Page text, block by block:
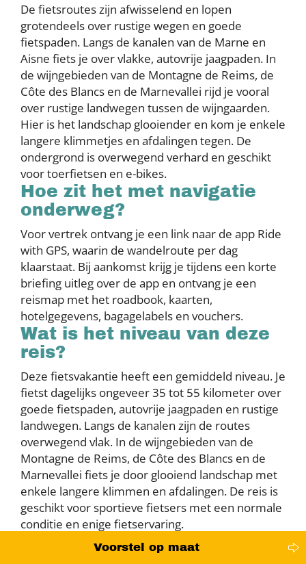
De fietsroutes zijn afwisselend en lopen
grotendeels over rustige wegen en goede
fietspaden. Langs de kanalen van de Marne en
Aisne fiets je over vlakke, autovrije jaagpaden. In
de wijngebieden van de Montagne de Reims, de
Côte des Blancs en de Marnevallei rijd je vooral
over rustige landwegen tussen de wijngaarden.
Hier is het landschap glooiender en kom je enkele
langere klimmetjes en afdalingen tegen. De
ondergrond is overwegend verhard en geschikt
voor toerfietsen en e-bikes.
Hoe zit het met navigatie
onderweg?
Voor vertrek ontvang je een link naar de app Ride
with GPS, waarin de wandelroute per dag
klaarstaat. Bij aankomst krijg je tijdens een korte
briefing uitleg over de app en ontvang je een
reismap met het roadbook, kaarten,
hotelgegevens, bagagelabels en vouchers.
Wat is het niveau van deze
reis?
Deze fietsvakantie heeft een gemiddeld niveau. Je
fietst dagelijks ongeveer 35 tot 55 kilometer over
goede fietspaden, autovrije jaagpaden en rustige
landwegen. Langs de kanalen zijn de routes
overwegend vlak. In de wijngebieden van de
Montagne de Reims, de Côte des Blancs en de
Marnevallei fiets je door glooiend landschap met
enkele langere klimmen en afdalingen. De reis is
geschikt voor sportieve fietsers met een normale
conditie en enige fietservaring.
Hoe werkt het
Voorstel op maat